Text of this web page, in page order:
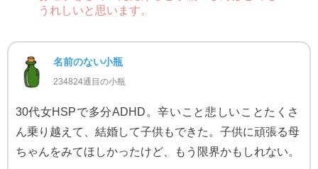
うれしいと思います。
名前のない小瓶
234824通目の小瓶
30代女HSPで多分ADHD。辛いこと悲しいことたくさ
ん乗り越えて、結婚して子供もできた。子供に頑張る母
ちゃんをみてほしかったけど、もう限界かもしれない。